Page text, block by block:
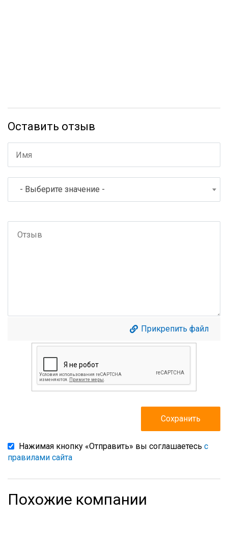
Оставить отзыв
- Выберите значение -
Прикрепить файл
Нажимая кнопку «Отправить» вы соглашаетесь с
правилами сайта
Похожие компании